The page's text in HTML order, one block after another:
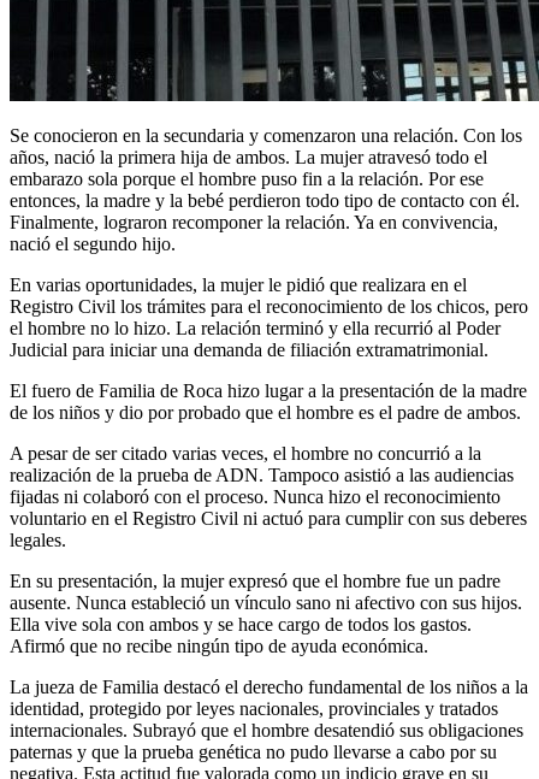
Se conocieron en la secundaria y comenzaron una relación. Con los
años, nació la primera hija de ambos. La mujer atravesó todo el
embarazo sola porque el hombre puso fin a la relación. Por ese
entonces, la madre y la bebé perdieron todo tipo de contacto con él.
Finalmente, lograron recomponer la relación. Ya en convivencia,
nació el segundo hijo.
En varias oportunidades, la mujer le pidió que realizara en el
Registro Civil los trámites para el reconocimiento de los chicos, pero
el hombre no lo hizo. La relación terminó y ella recurrió al Poder
Judicial para iniciar una demanda de filiación extramatrimonial.
El fuero de Familia de Roca hizo lugar a la presentación de la madre
de los niños y dio por probado que el hombre es el padre de ambos.
A pesar de ser citado varias veces, el hombre no concurrió a la
realización de la prueba de ADN. Tampoco asistió a las audiencias
fijadas ni colaboró con el proceso. Nunca hizo el reconocimiento
voluntario en el Registro Civil ni actuó para cumplir con sus deberes
legales.
En su presentación, la mujer expresó que el hombre fue un padre
ausente. Nunca estableció un vínculo sano ni afectivo con sus hijos.
Ella vive sola con ambos y se hace cargo de todos los gastos.
Afirmó que no recibe ningún tipo de ayuda económica.
La jueza de Familia destacó el derecho fundamental de los niños a la
identidad, protegido por leyes nacionales, provinciales y tratados
internacionales. Subrayó que el hombre desatendió sus obligaciones
paternas y que la prueba genética no pudo llevarse a cabo por su
negativa. Esta actitud fue valorada como un indicio grave en su